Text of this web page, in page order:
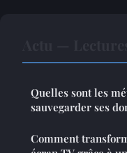
Quelles sont les
sauvegarder ses
Comment